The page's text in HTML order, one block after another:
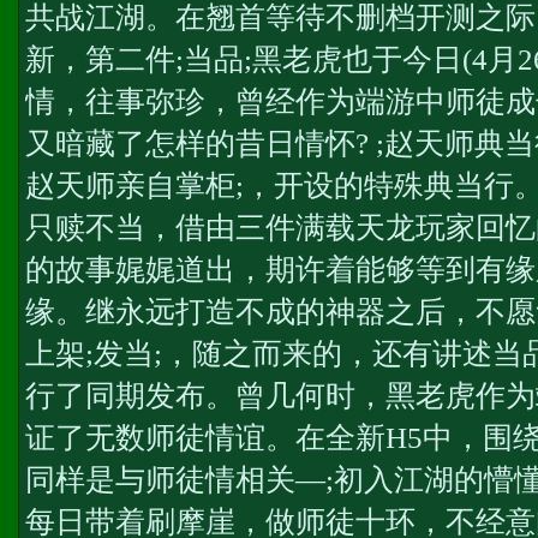
共战江湖。在翘首等待不删档开测之
新，第二件;当品;黑老虎也于今日(4月
情，往事弥珍，曾经作为端游中师徒
又暗藏了怎样的昔日情怀? ;赵天师典
赵天师亲自掌柜;，开设的特殊典当行
只赎不当，借由三件满载天龙玩家回
的故事娓娓道出，期许着能够等到有
缘。继永远打造不成的神器之后，不
上架;发当;，随之而来的，还有讲述
行了同期发布。曾几何时，黑老虎作
证了无数师徒情谊。在全新H5中，围
同样是与师徒情相关—;初入江湖的懵
每日带着刷摩崖，做师徒十环，不经